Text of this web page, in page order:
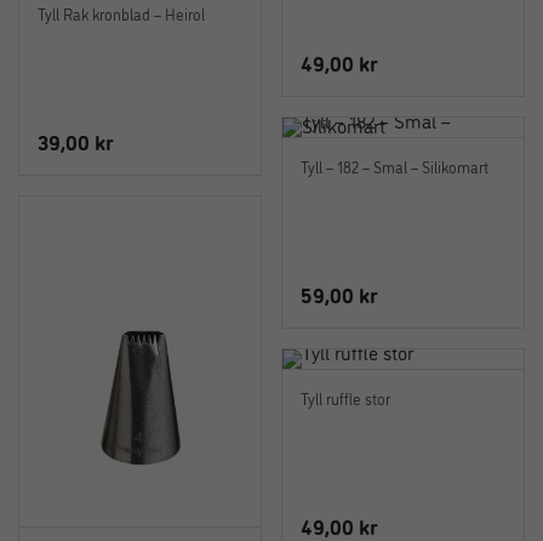
49,00 kr
Tyll Rak kronblad – Heirol
39,00 kr
Tyll – 182 – Smal – Silikomart
59,00 kr
Tyll ruffle stor
49,00 kr